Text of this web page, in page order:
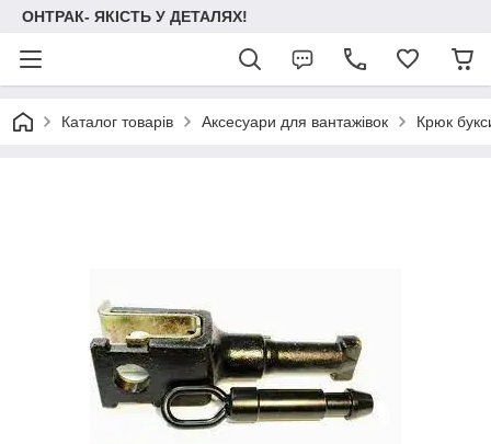
ОНТРАК- ЯКІСТЬ У ДЕТАЛЯХ!
Каталог товарів Аксесуари для вантажівок Крюк